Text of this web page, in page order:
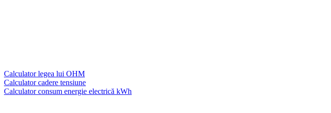
Calculator legea lui OHM
Calculator cadere tensiune
Calculator consum energie electrică kWh